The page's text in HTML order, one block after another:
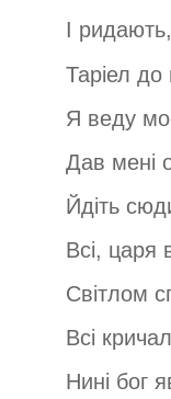
І
Таріел до
Я веду
Дав мені
Йдіть
Всі, царя
Світлом
Всі
Нині бог